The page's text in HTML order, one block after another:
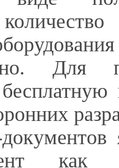
Для
как